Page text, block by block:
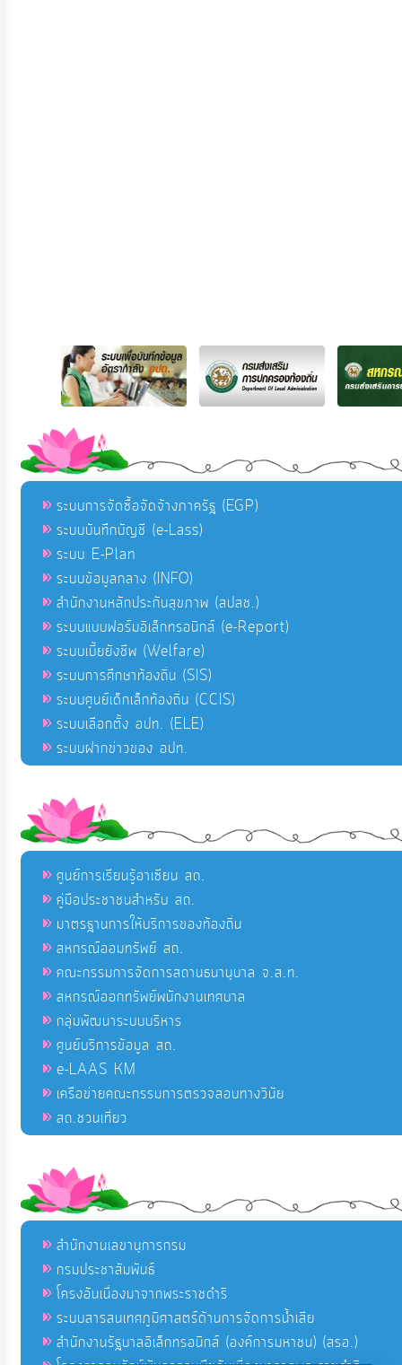
ระบบการจัดซื้อจัดจ้างภาครัฐ (EGP)
ระบบบันทึกบัญชี (e-Lass)
ระบบ E-Plan
ระบบข้อมูลกลาง (INFO)
สำนักงานหลักประกันสุขภาพ (สปสช.)
ระบบแบบฟอร์มอิเล็กทรอนิกส์ (e-Report)
ระบบเบี้ยยังชีพ (Welfare)
ระบบการศึกษาท้องถิ่น (SIS)
ระบบศูนย์เด็กเล็กท้องถิ่น (CCIS)
ระบบเลือกตั้ง อปท. (ELE)
ระบบฝากข่าวของ อปท.
ศูนย์การเรียนรู้อาเซียน สถ.
คู่มือประชาชนสำหรับ สถ.
มาตรฐานการให้บริการของท้องถิ่น
สหกรณ์ออมทรัพย์ สถ.
คณะกรรมการจัดการสถานธนานุบาล จ.ส.ท.
สหกรณ์ออกทรัพย์พนักงานเทศบาล
กลุ่มพัฒนาระบบบริหาร
ศูนย์บริการข้อมูล สถ.
e-LAAS KM
เครือข่ายคณะกรรมการตรวจสอบทางวินัย
สถ.ชวนเที่ยว
สำนักงานเลขานุการกรม
กรมประชาสัมพันธ์
โครงอันเนื่องมาจากพระราชดำริ
ระบบสารสนเทศภูมิศาสตร์ด้านการจัดการน้ำเสีย
สำนักงานรัฐบาลอิเล็กทรอนิกส์ (องค์การมหาชน) (สรอ.)